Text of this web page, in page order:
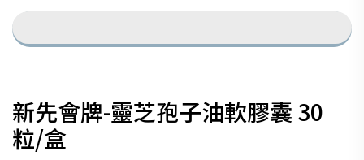
新先會牌-靈芝孢子油軟膠囊 30
粒/盒